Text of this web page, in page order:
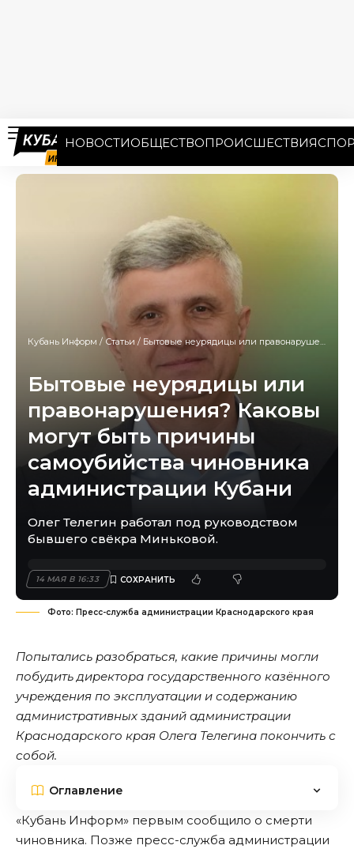
НОВОСТИОБЩЕСТВОПРОИСШЕСТВИЯ
Кубань Информ / Статьи / Бытовые неурядицы или правонарушения? Каковы могут быть причины самоубийства чиновника администрации Кубани
Бытовые неурядицы или
правонарушения? Каковы
могут быть причины
самоубийства чиновника
администрации Кубани
Олег Телегин работал под руководством
бывшего свёкра Миньковой.
14 МАЯ В 16:33
Фото: Пресс-служба администрации Краснодарского края
Попытались разобраться, какие причины могли
побудить директора государственного казённого
учреждения по эксплуатации и содержанию
административных зданий администрации
Краснодарского края Олега Телегина покончить с
собой.
Оглавление
«Кубань Информ» первым сообщило о смерти
чиновника. Позже пресс-служба администрации